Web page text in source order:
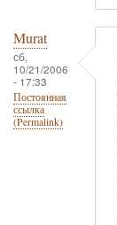
Murat
сб,
10/21/2006
- 17:33
Постоянная
ссылка
(Permalink)